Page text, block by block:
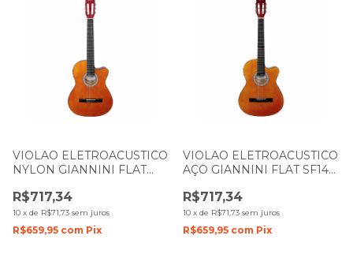
VIOLAO ELETROACUSTICO
NYLON GIANNINI FLAT
R$717,34
10 x de R$71,73 sem juros
R$659,95 com Pix
VIOLAO ELETROACUSTICO
AÇO GIANNINI FLAT SF14
R$717,34
10 x de R$71,73 sem juros
R$659,95 com Pix